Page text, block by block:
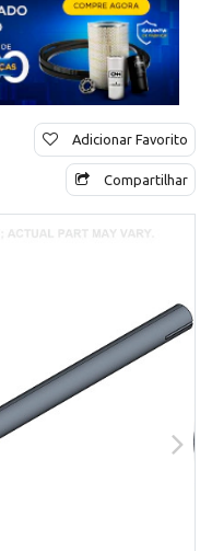
Adicionar Favorito
Compartilhar